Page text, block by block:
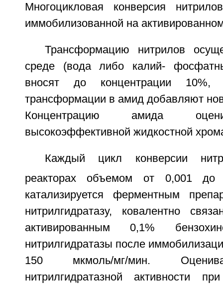
Многоцикловая конверсия
иммобилизованной на
Трансформацию нитрилов
среде (вода либо калий-
вносят до концентрации
трансформации в амид добавляют
Концентрацию амида
высокоэффективной жидкостной
Каждый цикл конверсии
реакторах объемом от 0,001
катализируется ферментным
нитрилгидратазу, ковалентно
активированным 0,1%
нитрилгидратазы после
150 мкмоль/мг/мин.
нитрилгидратазной активности